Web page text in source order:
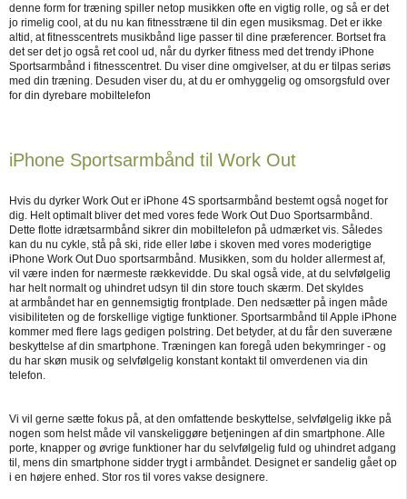
denne form for træning spiller netop musikken ofte en vigtig rolle, og så er det
jo rimelig cool, at du nu kan fitnesstræne til din egen musiksmag. Det er ikke
altid, at fitnesscentrets musikbånd lige passer til dine præferencer. Bortset fra
det ser det jo også ret cool ud, når du dyrker fitness med det trendy iPhone
Sportsarmbånd i fitnesscentret. Du viser dine omgivelser, at du er tilpas seriøs
med din træning. Desuden viser du, at du er omhyggelig og omsorgsfuld over
for din dyrebare mobiltelefon
iPhone Sportsarmbånd til Work Out
Hvis du dyrker Work Out er iPhone 4S sportsarmbånd bestemt også noget for
dig. Helt optimalt bliver det med vores fede Work Out Duo Sportsarmbånd.
Dette flotte idrætsarmbånd sikrer din mobiltelefon på udmærket vis. Således
kan du nu cykle, stå på ski, ride eller løbe i skoven med vores moderigtige
iPhone Work Out Duo sportsarmbånd. Musikken, som du holder allermest af,
vil være inden for nærmeste rækkevidde. Du skal også vide, at du selvfølgelig
har helt normalt og uhindret udsyn til din store touch skærm. Det skyldes
at armbåndet har en gennemsigtig frontplade. Den nedsætter på ingen måde
visibiliteten og de forskellige vigtige funktioner. Sportsarmbånd til Apple iPhone
kommer med flere lags gedigen polstring. Det betyder, at du får den suveræne
beskyttelse af din smartphone. Træningen kan foregå uden bekymringer - og
du har skøn musik og selvfølgelig konstant kontakt til omverdenen via din
telefon.
Vi vil gerne sætte fokus på, at den omfattende beskyttelse, selvfølgelig ikke på
nogen som helst måde vil vanskeliggøre betjeningen af din smartphone. Alle
porte, knapper og øvrige funktioner har du selvfølgelig fuld og uhindret adgang
til, mens din smartphone sidder trygt i armbåndet. Designet er sandelig gået op
i en højere enhed. Stor ros til vores vakse designere.